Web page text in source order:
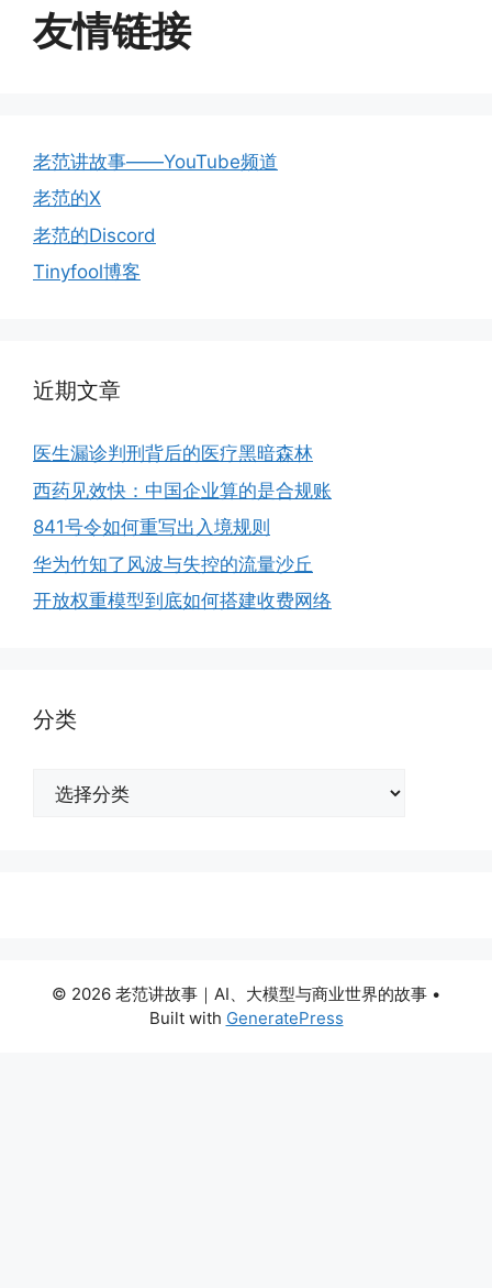
友情链接
老范讲故事——YouTube频道
老范的X
老范的Discord
Tinyfool博客
近期文章
医生漏诊判刑背后的医疗黑暗森林
西药见效快：中国企业算的是合规账
841号令如何重写出入境规则
华为竹知了风波与失控的流量沙丘
开放权重模型到底如何搭建收费网络
分类
© 2026 老范讲故事｜AI、大模型与商业世界的故事 •
Built with GeneratePress